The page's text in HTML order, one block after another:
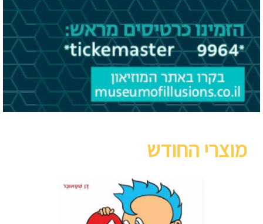
מוצרי החודש